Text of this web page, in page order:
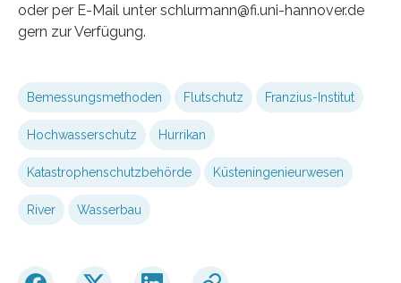
oder per E-Mail unter schlurmann@fi.uni-hannover.de
gern zur Verfügung.
Bemessungsmethoden Flutschutz Franzius-Institut
Hochwasserschutz Hurrikan
Katastrophenschutzbehörde Küsteningenieurwesen
River Wasserbau